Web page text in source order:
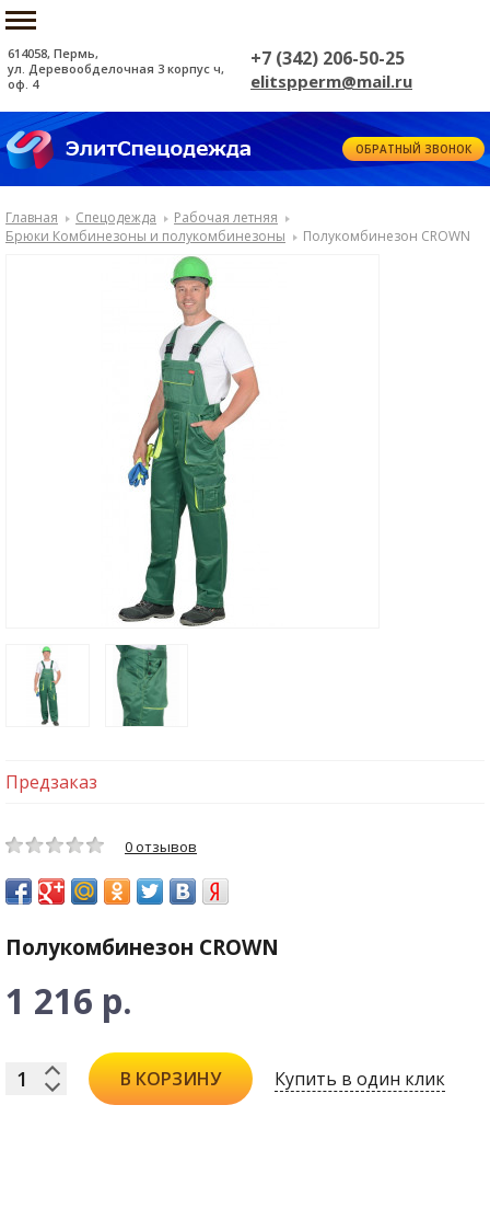
614058, Пермь,
ул. Деревообделочная 3 корпус ч,
оф. 4
+7 (342) 206-50-25
elitspperm@mail.ru
ОБРАТНЫЙ ЗВОНОК
Главная Спецодежда
Рабочая летняя
Брюки Комбинезоны и полукомбинезоны
Полукомбинезон CROWN
Предзаказ
0 отзывов
Полукомбинезон CROWN
1 216 р.
В КОРЗИНУ Купить в один клик